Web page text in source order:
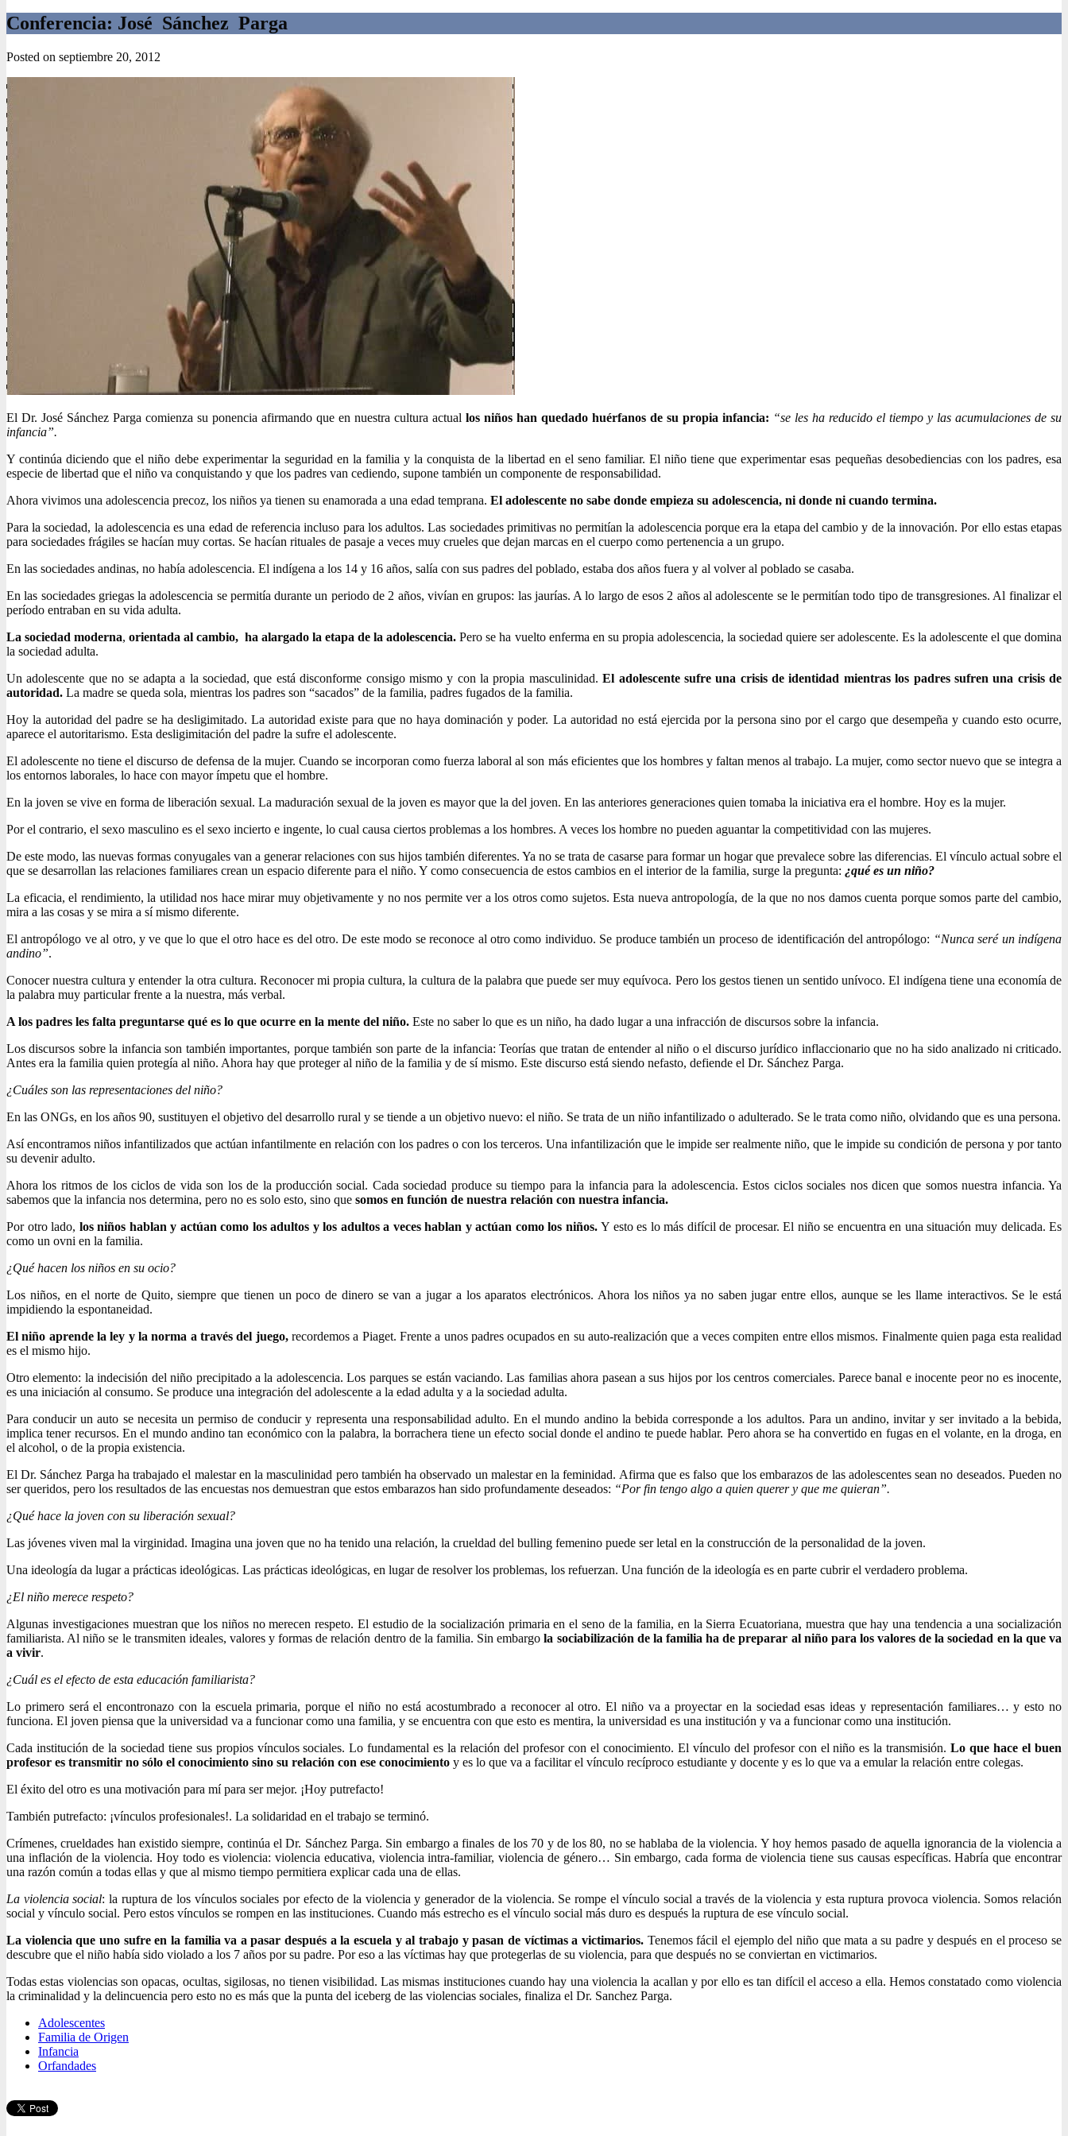
Conferencia: José Sánchez Parga
Posted on septiembre 20, 2012
El Dr. José Sánchez Parga comienza su ponencia afirmando que en nuestra cultura actual los niños han quedado huérfanos de su propia infancia: “se les ha reducido el tiempo y las acumulaciones de su
infancia”.
Y continúa diciendo que el niño debe experimentar la seguridad en la familia y la conquista de la libertad en el seno familiar. El niño tiene que experimentar esas pequeñas desobediencias con los padres, esa
especie de libertad que el niño va conquistando y que los padres van cediendo, supone también un componente de responsabilidad.
Ahora vivimos una adolescencia precoz, los niños ya tienen su enamorada a una edad temprana. El adolescente no sabe donde empieza su adolescencia, ni donde ni cuando termina.
Para la sociedad, la adolescencia es una edad de referencia incluso para los adultos. Las sociedades primitivas no permitían la adolescencia porque era la etapa del cambio y de la innovación. Por ello estas etapas
para sociedades frágiles se hacían muy cortas. Se hacían rituales de pasaje a veces muy crueles que dejan marcas en el cuerpo como pertenencia a un grupo.
En las sociedades andinas, no había adolescencia. El indígena a los 14 y 16 años, salía con sus padres del poblado, estaba dos años fuera y al volver al poblado se casaba.
En las sociedades griegas la adolescencia se permitía durante un periodo de 2 años, vivían en grupos: las jaurías. A lo largo de esos 2 años al adolescente se le permitían todo tipo de transgresiones. Al finalizar el
período entraban en su vida adulta.
La sociedad moderna,orientada al cambio, ha alargado la etapa de la adolescencia. Pero se ha vuelto enferma en su propia adolescencia, la sociedad quiere ser adolescente. Es la adolescente el que domina
la sociedad adulta.
Un adolescente que no se adapta a la sociedad, que está disconforme consigo mismo y con la propia masculinidad.El adolescente sufre una crisis de identidad mientras los padres sufren una crisis de
autoridad. La madre se queda sola, mientras los padres son “sacados” de la familia, padres fugados de la familia.
Hoy la autoridad del padre se ha desligimitado. La autoridad existe para que no haya dominación y poder. La autoridad no está ejercida por la persona sino por el cargo que desempeña y cuando esto ocurre,
aparece el autoritarismo. Esta desligimitación del padre la sufre el adolescente.
El adolescente no tiene el discurso de defensa de la mujer. Cuando se incorporan como fuerza laboral al son más eficientes que los hombres y faltan menos al trabajo. La mujer, como sector nuevo que se integra a
los entornos laborales, lo hace con mayor ímpetu que el hombre.
En la joven se vive en forma de liberación sexual. La maduración sexual de la joven es mayor que la del joven. En las anteriores generaciones quien tomaba la iniciativa era el hombre. Hoy es la mujer.
Por el contrario, el sexo masculino es el sexo incierto e ingente, lo cual causa ciertos problemas a los hombres. A veces los hombre no pueden aguantar la competitividad con las mujeres.
De este modo, las nuevas formas conyugales van a generar relaciones con sus hijos también diferentes. Ya no se trata de casarse para formar un hogar que prevalece sobre las diferencias. El vínculo actual sobre el
que se desarrollan las relaciones familiares crean un espacio diferente para el niño. Y como consecuencia de estos cambios en el interior de la familia, surge la pregunta: ¿qué es un niño?
La eficacia, el rendimiento, la utilidad nos hace mirar muy objetivamente y no nos permite ver a los otros como sujetos. Esta nueva antropología, de la que no nos damos cuenta porque somos parte del cambio,
mira a las cosas y se mira a sí mismo diferente.
El antropólogo ve al otro, y ve que lo que el otro hace es del otro. De este modo se reconoce al otro como individuo. Se produce también un proceso de identificación del antropólogo: “Nunca seré un indígena
andino”.
Conocer nuestra cultura y entender la otra cultura. Reconocer mi propia cultura, la cultura de la palabra que puede ser muy equívoca. Pero los gestos tienen un sentido unívoco. El indígena tiene una economía de
la palabra muy particular frente a la nuestra, más verbal.
A los padres les falta preguntarse qué es lo que ocurre en la mente del niño. Este no saber lo que es un niño, ha dado lugar a una infracción de discursos sobre la infancia.
Los discursos sobre la infancia son también importantes, porque también son parte de la infancia: Teorías que tratan de entender al niño o el discurso jurídico inflaccionario que no ha sido analizado ni criticado.
Antes era la familia quien protegía al niño. Ahora hay que proteger al niño de la familia y de sí mismo. Este discurso está siendo nefasto, defiende el Dr. Sánchez Parga.
¿Cuáles son las representaciones del niño?
En las ONGs, en los años 90, sustituyen el objetivo del desarrollo rural y se tiende a un objetivo nuevo: el niño. Se trata de un niño infantilizado o adulterado. Se le trata como niño, olvidando que es una persona.
Así encontramos niños infantilizados que actúan infantilmente en relación con los padres o con los terceros. Una infantilización que le impide ser realmente niño, que le impide su condición de persona y por tanto
su devenir adulto.
Ahora los ritmos de los ciclos de vida son los de la producción social. Cada sociedad produce su tiempo para la infancia para la adolescencia. Estos ciclos sociales nos dicen que somos nuestra infancia. Ya
sabemos que la infancia nos determina, pero no es solo esto, sino que somos en función de nuestra relación con nuestra infancia.
Por otro lado, los niños hablan y actúan como los adultos y los adultos a veces hablan y actúan como los niños.Y esto es lo más difícil de procesar. El niño se encuentra en una situación muy delicada. Es
como un ovni en la familia.
¿Qué hacen los niños en su ocio?
Los niños, en el norte de Quito, siempre que tienen un poco de dinero se van a jugar a los aparatos electrónicos. Ahora los niños ya no saben jugar entre ellos, aunque se les llame interactivos. Se le está
impidiendo la espontaneidad.
El niño aprende la ley y la norma a través del juego, recordemos a Piaget. Frente a unos padres ocupados en su auto-realización que a veces compiten entre ellos mismos. Finalmente quien paga esta realidad
es el mismo hijo.
Otro elemento: la indecisión del niño precipitado a la adolescencia. Los parques se están vaciando. Las familias ahora pasean a sus hijos por los centros comerciales. Parece banal e inocente peor no es inocente,
es una iniciación al consumo. Se produce una integración del adolescente a la edad adulta y a la sociedad adulta.
Para conducir un auto se necesita un permiso de conducir y representa una responsabilidad adulto. En el mundo andino la bebida corresponde a los adultos. Para un andino, invitar y ser invitado a la bebida,
implica tener recursos. En el mundo andino tan económico con la palabra, la borrachera tiene un efecto social donde el andino te puede hablar. Pero ahora se ha convertido en fugas en el volante, en la droga, en
el alcohol, o de la propia existencia.
El Dr. Sánchez Parga ha trabajado el malestar en la masculinidad pero también ha observado un malestar en la feminidad. Afirma que es falso que los embarazos de las adolescentes sean no deseados. Pueden no
ser queridos, pero los resultados de las encuestas nos demuestran que estos embarazos han sido profundamente deseados: “Por fin tengo algo a quien querer y que me quieran”.
¿Qué hace la joven con su liberación sexual?
Las jóvenes viven mal la virginidad. Imagina una joven que no ha tenido una relación, la crueldad del bulling femenino puede ser letal en la construcción de la personalidad de la joven.
Una ideología da lugar a prácticas ideológicas. Las prácticas ideológicas, en lugar de resolver los problemas, los refuerzan. Una función de la ideología es en parte cubrir el verdadero problema.
¿El niño merece respeto?
Algunas investigaciones muestran que los niños no merecen respeto. El estudio de la socialización primaria en el seno de la familia, en la Sierra Ecuatoriana, muestra que hay una tendencia a una socialización
familiarista. Al niño se le transmiten ideales, valores y formas de relación dentro de la familia. Sin embargola sociabilización de la familia ha de preparar al niño para los valores de la sociedad en la que va
a vivir.
¿Cuál es el efecto de esta educación familiarista?
Lo primero será el encontronazo con la escuela primaria, porque el niño no está acostumbrado a reconocer al otro. El niño va a proyectar en la sociedad esas ideas y representación familiares… y esto no
funciona. El joven piensa que la universidad va a funcionar como una familia, y se encuentra con que esto es mentira, la universidad es una institución y va a funcionar como una institución.
Cada institución de la sociedad tiene sus propios vínculos sociales. Lo fundamental es la relación del profesor con el conocimiento. El vínculo del profesor con el niño es la transmisión.Lo que hace el buen
profesor es transmitir no sólo el conocimiento sino su relación con ese conocimiento y es lo que va a facilitar el vínculo recíproco estudiante y docente y es lo que va a emular la relación entre colegas.
El éxito del otro es una motivación para mí para ser mejor. ¡Hoy putrefacto!
También putrefacto: ¡vínculos profesionales!. La solidaridad en el trabajo se terminó.
Crímenes, crueldades han existido siempre, continúa el Dr. Sánchez Parga. Sin embargo a finales de los 70 y de los 80, no se hablaba de la violencia. Y hoy hemos pasado de aquella ignorancia de la violencia a
una inflación de la violencia. Hoy todo es violencia: violencia educativa, violencia intra-familiar, violencia de género… Sin embargo, cada forma de violencia tiene sus causas específicas. Habría que encontrar
una razón común a todas ellas y que al mismo tiempo permitiera explicar cada una de ellas.
La violencia social: la ruptura de los vínculos sociales por efecto de la violencia y generador de la violencia. Se rompe el vínculo social a través de la violencia y esta ruptura provoca violencia. Somos relación
social y vínculo social. Pero estos vínculos se rompen en las instituciones. Cuando más estrecho es el vínculo social más duro es después la ruptura de ese vínculo social.
La violencia que uno sufre en la familia va a pasar después a la escuela y al trabajo y pasan de víctimas a victimarios.Tenemos fácil el ejemplo del niño que mata a su padre y después en el proceso se
descubre que el niño había sido violado a los 7 años por su padre. Por eso a las víctimas hay que protegerlas de su violencia, para que después no se conviertan en victimarios.
Todas estas violencias son opacas, ocultas, sigilosas, no tienen visibilidad. Las mismas instituciones cuando hay una violencia la acallan y por ello es tan difícil el acceso a ella. Hemos constatado como violencia
la criminalidad y la delincuencia pero esto no es más que la punta del iceberg de las violencias sociales, finaliza el Dr. Sanchez Parga.
Adolescentes
Familia de Origen
Infancia
Orfandades